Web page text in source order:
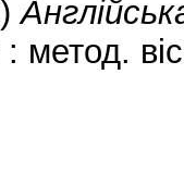
: метод.